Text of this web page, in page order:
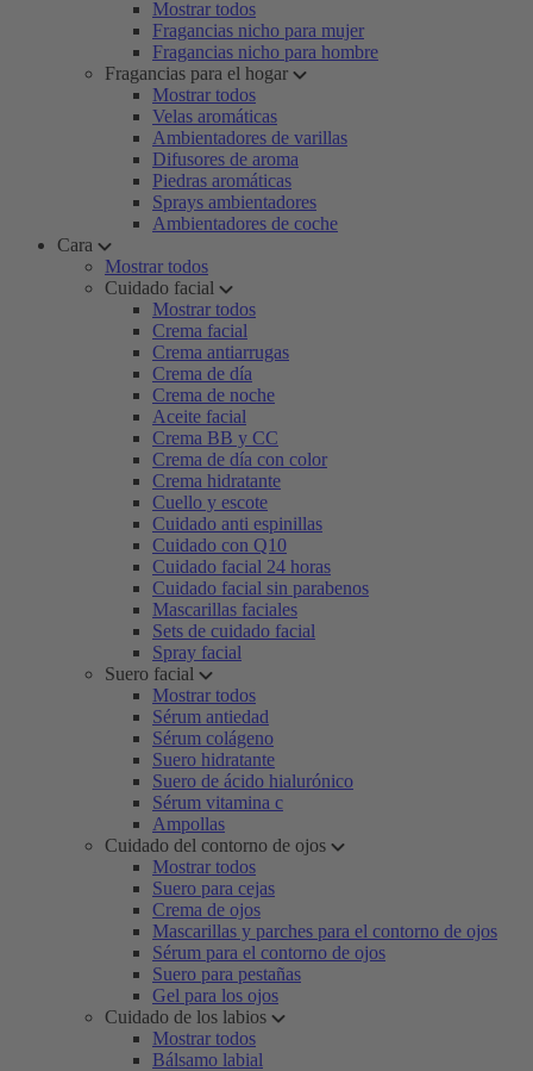
Mostrar todos
Fragancias nicho para mujer
Fragancias nicho para hombre
Fragancias para el hogar
Mostrar todos
Velas aromáticas
Ambientadores de varillas
Difusores de aroma
Piedras aromáticas
Sprays ambientadores
Ambientadores de coche
Cara
Mostrar todos
Cuidado facial
Mostrar todos
Crema facial
Crema antiarrugas
Crema de día
Crema de noche
Aceite facial
Crema BB y CC
Crema de día con color
Crema hidratante
Cuello y escote
Cuidado anti espinillas
Cuidado con Q10
Cuidado facial 24 horas
Cuidado facial sin parabenos
Mascarillas faciales
Sets de cuidado facial
Spray facial
Suero facial
Mostrar todos
Sérum antiedad
Sérum colágeno
Suero hidratante
Suero de ácido hialurónico
Sérum vitamina c
Ampollas
Cuidado del contorno de ojos
Mostrar todos
Suero para cejas
Crema de ojos
Mascarillas y parches para el contorno de ojos
Sérum para el contorno de ojos
Suero para pestañas
Gel para los ojos
Cuidado de los labios
Mostrar todos
Bálsamo labial